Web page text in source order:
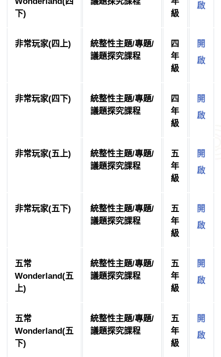
下)
級
啟
非常玩家(四上)
統整性主題/專題/
議題探究課程
四
年
級
開
啟
非常玩家(四下)
統整性主題/專題/
議題探究課程
四
年
級
開
啟
非常玩家(五上)
統整性主題/專題/
議題探究課程
五
年
級
開
啟
非常玩家(五下)
統整性主題/專題/
議題探究課程
五
年
級
開
啟
五常
Wonderland(五
上)
統整性主題/專題/
議題探究課程
五
年
級
開
啟
五常
Wonderland(五
下)
統整性主題/專題/
議題探究課程
五
年
級
開
啟